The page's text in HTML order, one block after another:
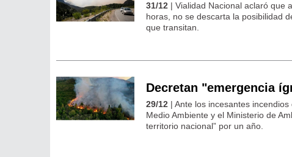
31/12 | Vialidad Nacional aclaró que
horas, no se descarta la posibilidad
que transitan.
Decretan "emergencia
29/12 | Ante los incesantes
Medio Ambiente y el Ministerio de
territorio nacional” por un año.